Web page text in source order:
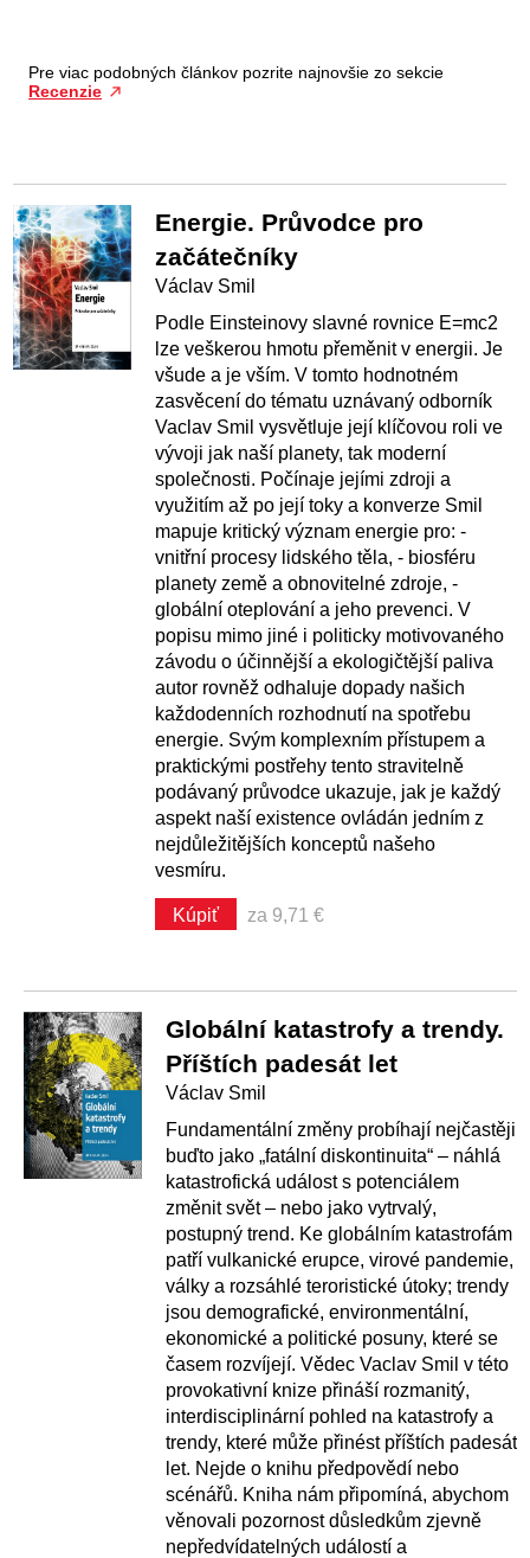
Pre viac podobných článkov pozrite najnovšie zo sekcie
Recenzie
Energie. Průvodce pro
začátečníky
Václav Smil
Podle Einsteinovy slavné rovnice E=mc2
lze veškerou hmotu přeměnit v energii. Je
všude a je vším. V tomto hodnotném
zasvěcení do tématu uznávaný odborník
Vaclav Smil vysvětluje její klíčovou roli ve
vývoji jak naší planety, tak moderní
společnosti. Počínaje jejími zdroji a
využitím až po její toky a konverze Smil
mapuje kritický význam energie pro: -
vnitřní procesy lidského těla, - biosféru
planety země a obnovitelné zdroje, -
globální oteplování a jeho prevenci. V
popisu mimo jiné i politicky motivovaného
závodu o účinnější a ekologičtější paliva
autor rovněž odhaluje dopady našich
každodenních rozhodnutí na spotřebu
energie. Svým komplexním přístupem a
praktickými postřehy tento stravitelně
podávaný průvodce ukazuje, jak je každý
aspekt naší existence ovládán jedním z
nejdůležitějších konceptů našeho
vesmíru.
Kúpiť za 9,71 €
Globální katastrofy a trendy.
Příštích padesát let
Václav Smil
Fundamentální změny probíhají nejčastěji
buďto jako „fatální diskontinuita“ – náhlá
katastrofická událost s potenciálem
změnit svět – nebo jako vytrvalý,
postupný trend. Ke globálním katastrofám
patří vulkanické erupce, virové pandemie,
války a rozsáhlé teroristické útoky; trendy
jsou demografické, environmentální,
ekonomické a politické posuny, které se
časem rozvíjejí. Vědec Vaclav Smil v této
provokativní knize přináší rozmanitý,
interdisciplinární pohled na katastrofy a
trendy, které může přinést příštích padesát
let. Nejde o knihu předpovědí nebo
scénářů. Kniha nám připomíná, abychom
věnovali pozornost důsledkům zjevně
nepředvídatelných událostí a